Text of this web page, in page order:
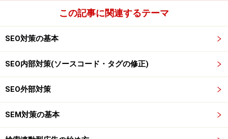
います。
可能なことから結果としてインデックスすることができ
ないということになります。
robots.txtの注意点
この記事に関連するテーマ
SEO対策の基本
SEO内部対策(ソースコード・タグの修正)
SEO外部対策
SEM対策の基本